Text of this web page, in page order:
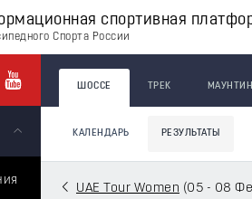
спортивная
Спорта России
ШОССЕ ТРЕК
КАЛЕНДАРЬ РЕЗУЛЬТАТЫ
UAE Tour Women (05 - 08